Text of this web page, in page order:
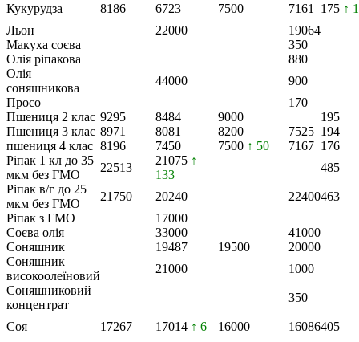
Кукурудза
8186 6723 7500 7161 175 ↑ 1
Льон
22000
19064
Макуха соєва
350
Олія ріпакова
880
Олія
соняшникова
44000
900
Просо
170
Пшениця 2 клас 9295 8484 9000
195
Пшениця 3 клас 8971 8081 8200 7525 194
пшениця 4 клас 8196 7450 7500 ↑ 50 7167 176
Ріпак 1 кл до 35
мкм без ГМО
22513
21075 ↑
133
485
Ріпак в/г до 25
мкм без ГМО
21750 20240 22400463
Ріпак з ГМО
17000
Соєва олія
33000
41000
Соняшник
19487 19500
20000
Соняшник
високоолеїновий
21000
1000
Соняшниковий
концентрат
350
Соя 17267 17014 ↑ 6 16000 16086405